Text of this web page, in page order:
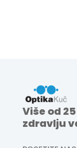
Više od
zdravlju